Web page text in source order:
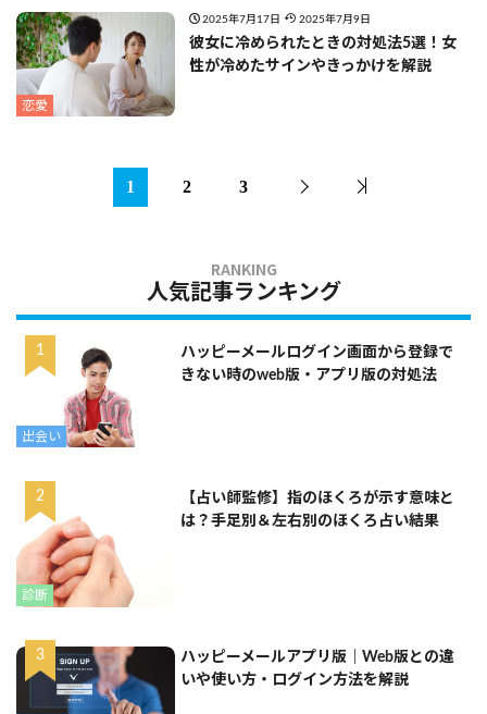
恋愛
2025年7月17日 2025年7月9日
彼女に冷められたときの対処法5選！女
性が冷めたサインやきっかけを解説
1 2 3
人気記事ランキング
出会い
ハッピーメールログイン画面から登録で
きない時のweb版・アプリ版の対処法
診断
【占い師監修】指のほくろが示す意味と
は？手足別＆左右別のほくろ占い結果
ハッピーメールアプリ版｜Web版との違
いや使い方・ログイン方法を解説